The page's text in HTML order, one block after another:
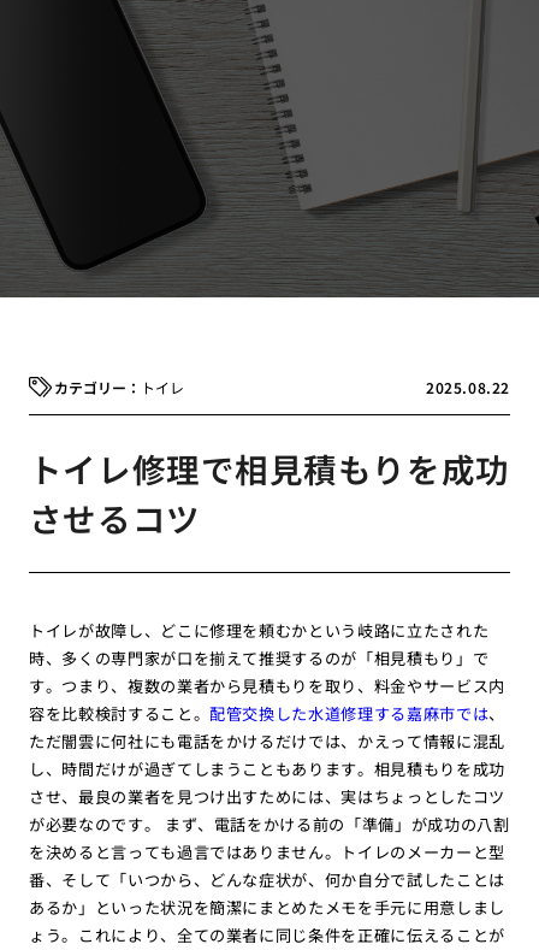
2025.08.22
トイレ
トイレ修理で相見積もりを成功
させるコツ
トイレが故障し、どこに修理を頼むかという岐路に立たされた
時、多くの専門家が口を揃えて推奨するのが「相見積もり」で
す。つまり、複数の業者から見積もりを取り、料金やサービス内
容を比較検討すること。配管交換した水道修理する嘉麻市では、
ただ闇雲に何社にも電話をかけるだけでは、かえって情報に混乱
し、時間だけが過ぎてしまうこともあります。相見積もりを成功
させ、最良の業者を見つけ出すためには、実はちょっとしたコツ
が必要なのです。 まず、電話をかける前の「準備」が成功の八割
を決めると言っても過言ではありません。トイレのメーカーと型
番、そして「いつから、どんな症状が、何か自分で試したことは
あるか」といった状況を簡潔にまとめたメモを手元に用意しまし
ょう。これにより、全ての業者に同じ条件を正確に伝えることが